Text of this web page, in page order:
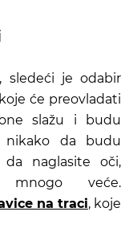
sledeći je odabir
će preovladati
slažu i budu
nikako da budu
naglasite oči,
mnogo veće.
na traci, koje